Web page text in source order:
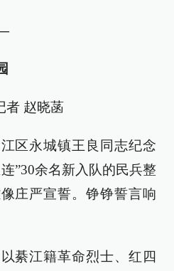
者 赵晓菡
区永城镇王良同志纪念
”30余名新入队的民兵整
庄严宣誓。铮铮誓言响
綦江籍革命烈士、红四